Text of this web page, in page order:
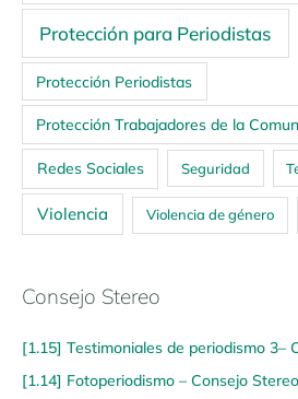
Protección para Periodistas
Protección Periodistas
Protección Trabajadores de la
Redes Sociales Seguridad
Violencia Violencia de género
Consejo Stereo
[1.15] Testimoniales de periodismo 3–
[1.14] Fotoperiodismo – Consejo Stereo